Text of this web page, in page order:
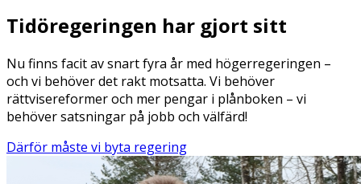
Tidöregeringen har gjort sitt
Nu finns facit av snart fyra år med högerregeringen –
och vi behöver det rakt motsatta. Vi behöver
rättvisereformer och mer pengar i plånboken – vi
behöver satsningar på jobb och välfärd!
Därför måste vi byta regering